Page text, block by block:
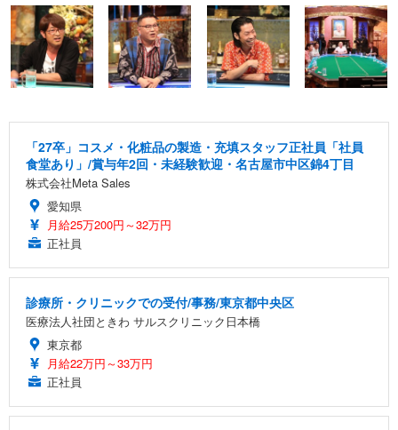
「27卒」コスメ・化粧品の製造・充填スタッフ正社員「社員
食堂あり」/賞与年2回・未経験歓迎・名古屋市中区錦4丁目
株式会社Meta Sales
愛知県
月給25万200円～32万円
正社員
診療所・クリニックでの受付/事務/東京都中央区
医療法人社団ときわ サルスクリニック日本橋
東京都
月給22万円～33万円
正社員